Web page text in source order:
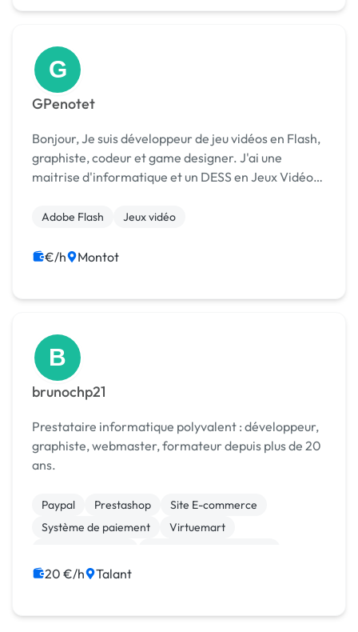
G
GPenotet
Bonjour, Je suis développeur de jeu vidéos en Flash,
graphiste, codeur et game designer. J'ai une
maitrise d'informatique et un DESS en Jeux Vidéos
effectué un stage d'illustrateur sur le MMO...
Adobe Flash Jeux vidéo
€/h Montot
B
brunochp21
Prestataire informatique polyvalent : développeur,
graphiste, webmaster, formateur depuis plus de 20
ans.
Paypal Prestashop
Site E-commerce
Système de paiement
Virtuemart
Joomla
Site clé en main
20 €/h Talant